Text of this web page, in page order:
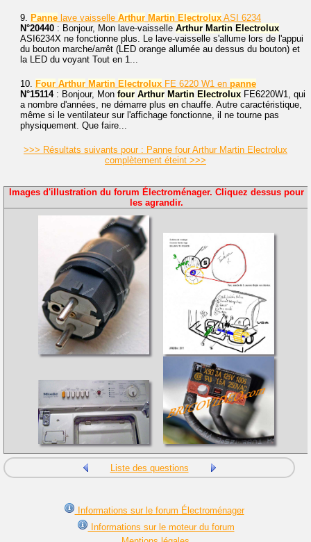
9. Panne lave vaisselle Arthur Martin Electrolux ASI 6234
N°20440 : Bonjour, Mon lave-vaisselle Arthur Martin Electrolux
ASI6234X ne fonctionne plus. Le lave-vaisselle s'allume lors de l'appui
du bouton marche/arrêt (LED orange allumée au dessus du bouton) et
la LED du voyant Tout en 1...
10. Four Arthur Martin Electrolux FE 6220 W1 en panne
N°15114: Bonjour, Mon four Arthur Martin Electrolux FE6220W1, qui
a nombre d'années, ne démarre plus en chauffe. Autre caractéristique,
même si le ventilateur sur l'affichage fonctionne, il ne tourne pas
physiquement. Que faire...
>>> Résultats suivants pour : Panne four Arthur Martin Electrolux
complètement éteint >>>
Images d'illustration du forum Électroménager. Cliquez dessus pour
les agrandir.
Liste des questions
Informations sur le forum Électroménager
Informations sur le moteur du forum